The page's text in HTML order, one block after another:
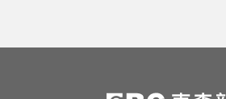
「折腰倒副駕」亡！
愛玩車／帕加尼螺絲超貴